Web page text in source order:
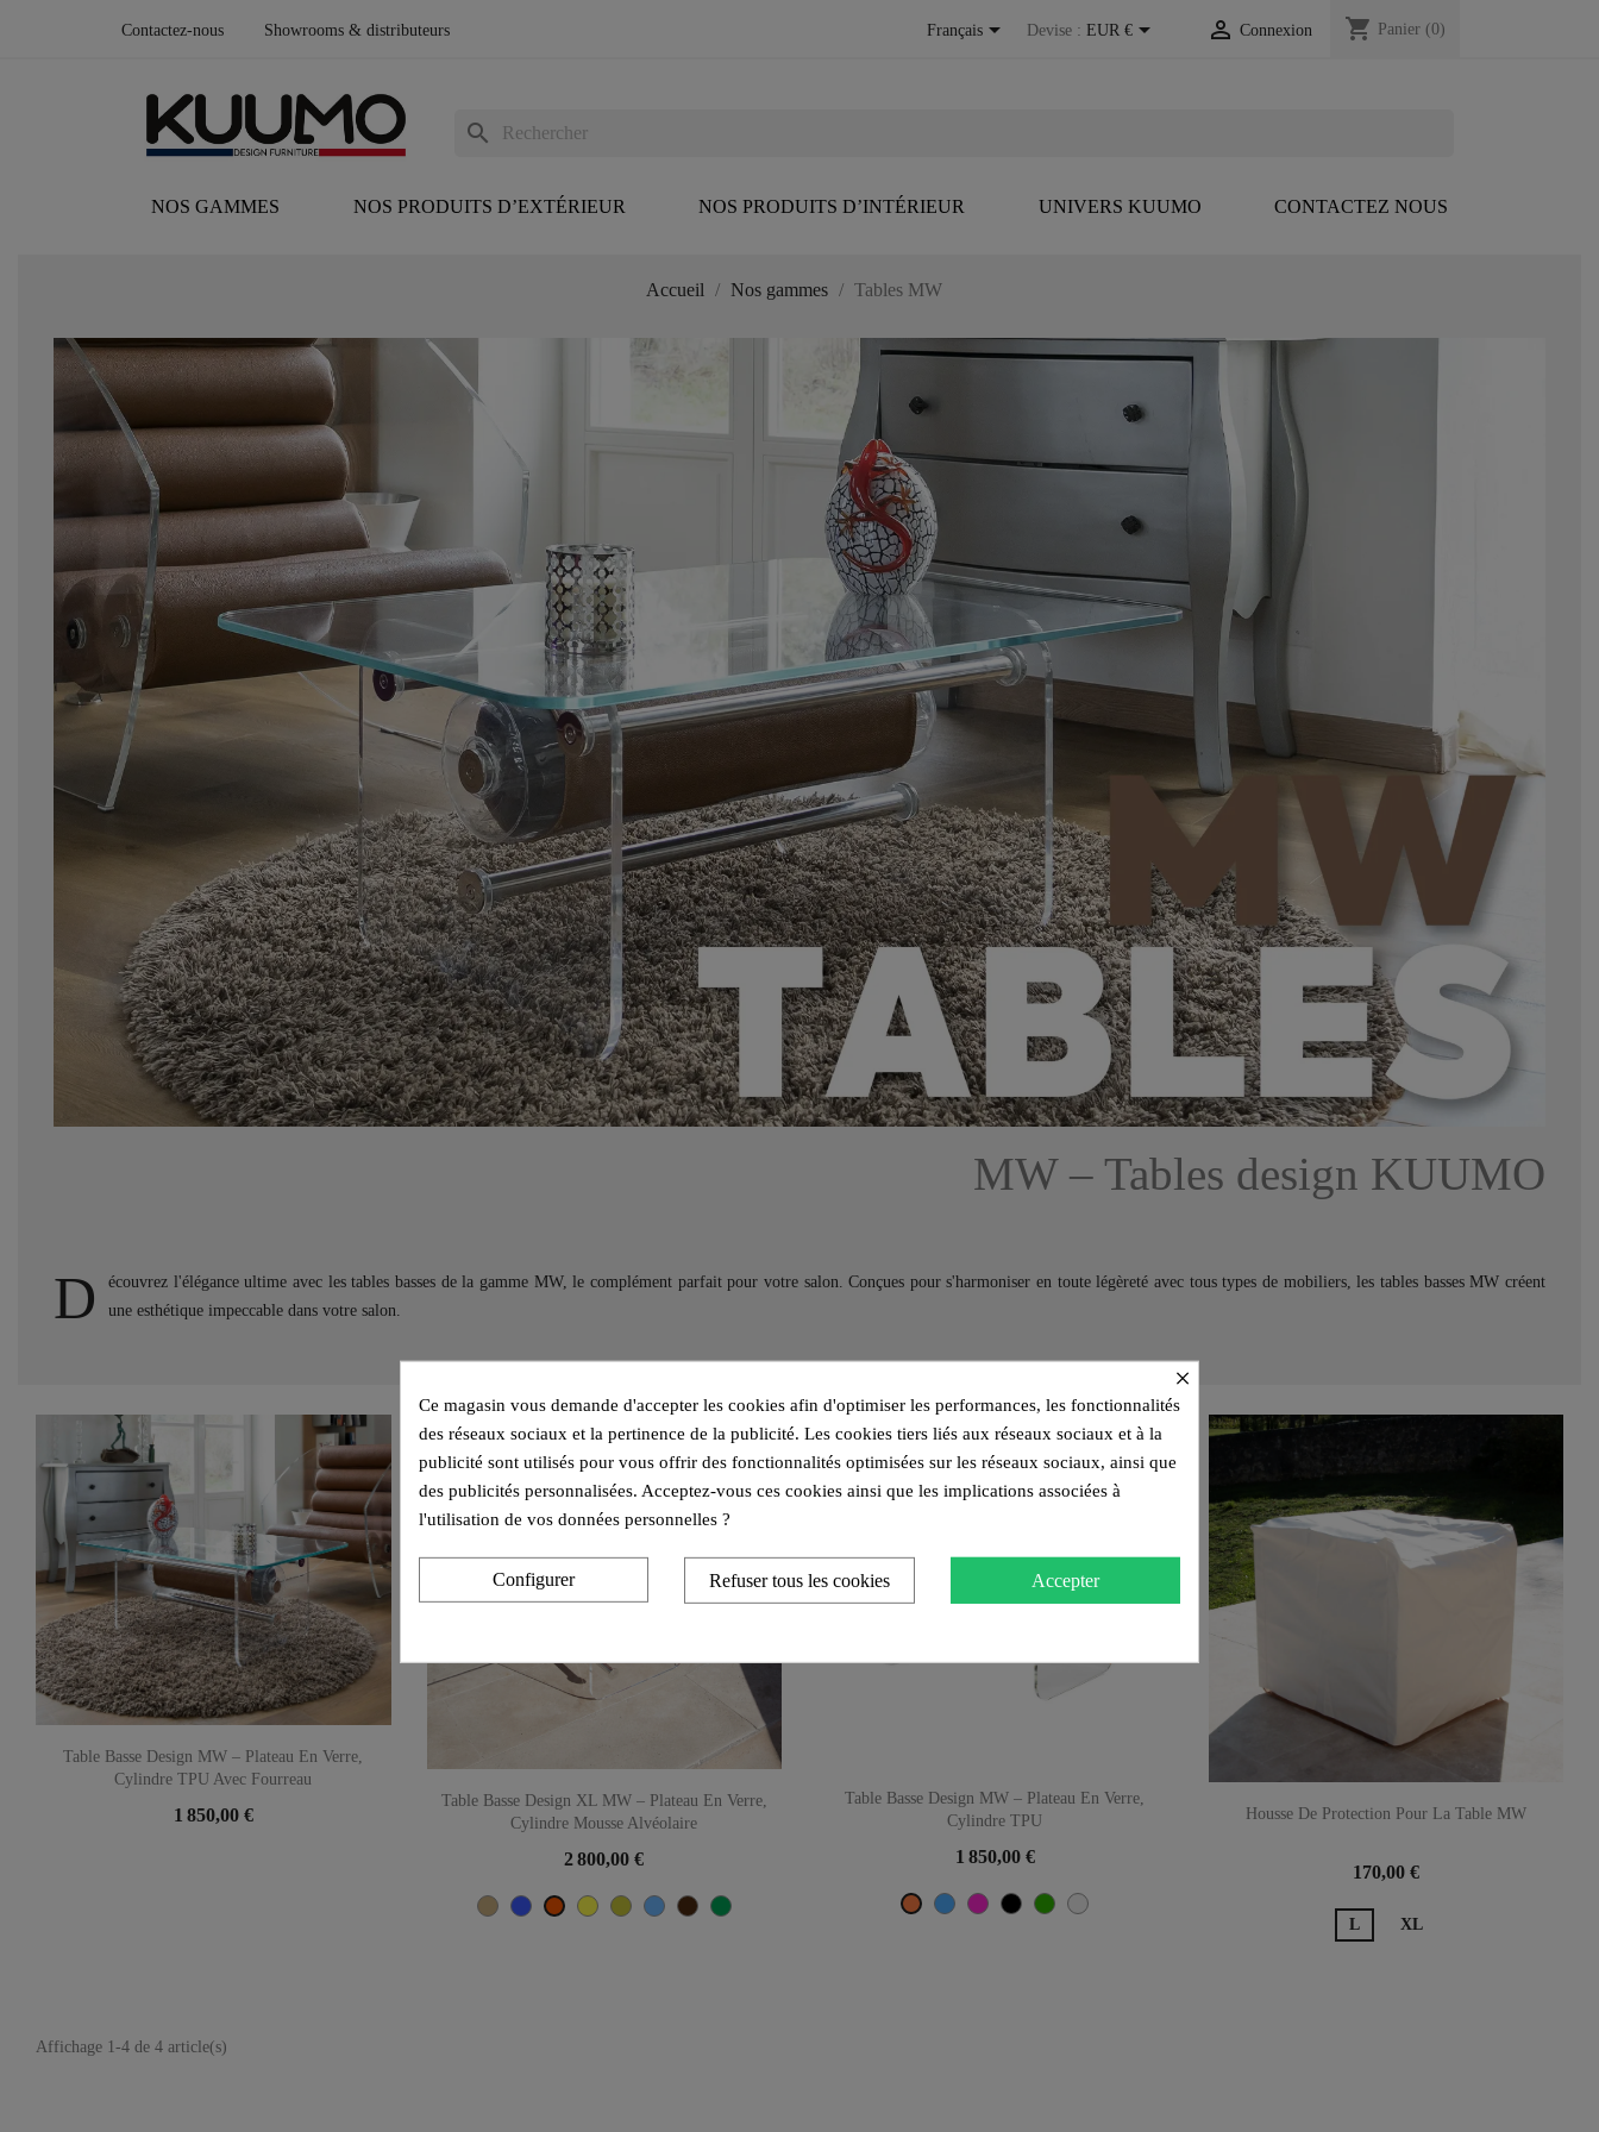
Contactez-nous Showrooms & distributeurs Français Devise : EUR €  Connexion shopping_cart Panier (0)
NOS GAMMES NOS PRODUITS D’EXTÉRIEUR NOS PRODUITS D’INTÉRIEUR UNIVERS KUUMO CONTACTEZ NOUS
search
Accueil Nos gammes Tables MW
MW – Tables design KUUMO
D
écouvrez l'élégance ultime avec les tables basses de la gamme MW, le complément parfait pour votre salon. Conçues pour s'harmoniser en toute légèreté avec tous types de mobiliers, les tables basses MW créent
une esthétique impeccable dans votre salon.
Table Basse Design MW – Plateau En Verre,
Cylindre TPU Avec Fourreau
1 850,00 €
Table Basse Design XL MW – Plateau En Verre,
Cylindre Mousse Alvéolaire
2 800,00 €
BeigeBleuOrangeJauneOliveBleu turquoise
Marron
Vert
Table Basse Design MW – Plateau En Verre,
Cylindre TPU
1 850,00 €
OrangeBleuRoseNoirVert Transparent
Housse De Protection Pour La Table MW
170,00 €
L XL
Affichage 1-4 de 4 article(s)
×
Ce magasin vous demande d'accepter les cookies afin d'optimiser les performances, les fonctionnalités
des réseaux sociaux et la pertinence de la publicité. Les cookies tiers liés aux réseaux sociaux et à la
publicité sont utilisés pour vous offrir des fonctionnalités optimisées sur les réseaux sociaux, ainsi que
des publicités personnalisées. Acceptez-vous ces cookies ainsi que les implications associées à
l'utilisation de vos données personnelles ?
Accepter
Refuser tous les cookies
Configurer